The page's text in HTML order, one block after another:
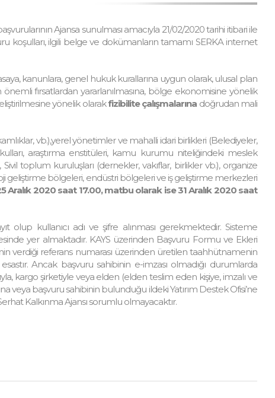
Ajansa sunulması amacıyla 21/02/2020 tarihi itibari ile
koşulları, ilgili belge ve dokümanların tamamı SERKA internet
kanunlara, genel hukuk kurallarına uygun olarak, ulusal plan
fırsatlardan yararlanılmasına, bölge ekonomisine yönelik
yönelik olarakfizibilite çalışmalarına doğrudan mali
vb.),yerel yönetimler ve mahalli idari birlikleri (Belediyeler,
araştırma enstitüleri, kamu kurumu niteliğindeki meslek
toplum kuruluşları (dernekler, vakıflar, birlikler vb.), organize
geliştirme bölgeleri, endüstri bölgeleri ve iş geliştirme merkezleri
Aralık 2020 saat 17.00, matbu olarak ise 31 Aralık 2020 saat
olup kullanıcı adı ve şifre alınması gerekmektedir. Sisteme
yer almaktadır. KAYS üzerinden Başvuru Formu ve Ekleri
verdiği referans numarası üzerinden üretilen taahhütnamenin
Ancak başvuru sahibinin e-imzası olmadığı durumlarda
kargo şirketiyle veya elden (elden teslim eden kişiye, imzalı ve
veya başvuru sahibinin bulunduğu ildeki Yatırım Destek Ofisi’ne
Kalkınma Ajansı sorumlu olmayacaktır.